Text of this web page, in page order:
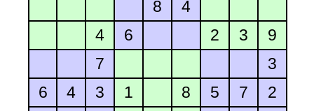
8
4
4
6 2 3
9
7
3
6
4 3 1 8 5 7
2